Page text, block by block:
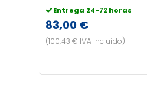
Entrega 24-72 horas
83,00 €
(100,43 € IVA Incluido)